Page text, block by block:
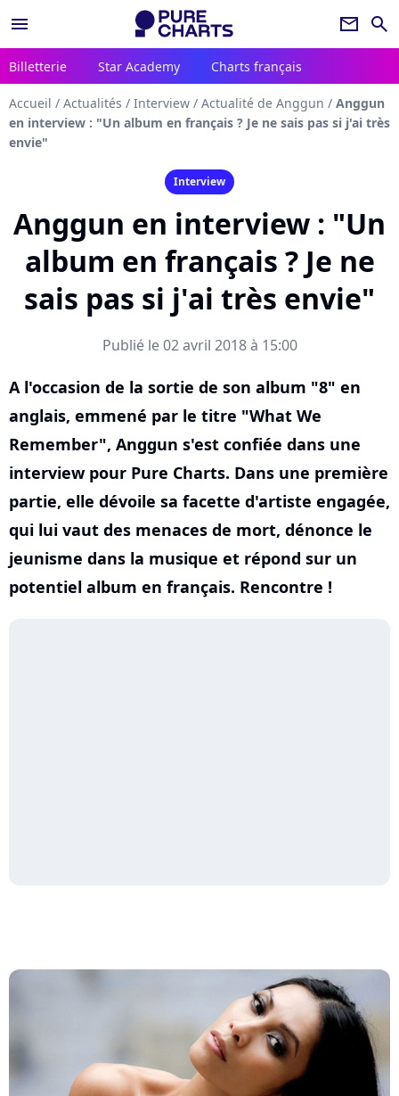
menu newsletter search
Billetterie Star Academy Charts français
Accueil / Actualités / Interview / Actualité de Anggun / Anggun
en interview : "Un album en français ? Je ne sais pas si j'ai très
envie"
Interview
Anggun en interview : "Un
album en français ? Je ne
sais pas si j'ai très envie"
Publié le 02 avril 2018 à 15:00
A l'occasion de la sortie de son album "8" en
anglais, emmené par le titre "What We
Remember", Anggun s'est confiée dans une
interview pour Pure Charts. Dans une première
partie, elle dévoile sa facette d'artiste engagée,
qui lui vaut des menaces de mort, dénonce le
jeunisme dans la musique et répond sur un
potentiel album en français. Rencontre !